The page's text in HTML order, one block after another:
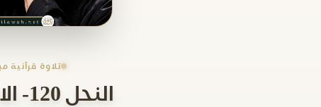
تلاوة قرآنية
النحل 120- الاسراء 14